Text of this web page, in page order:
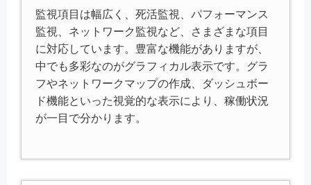
監視項目は幅広く、死活監視、パフォーマンス
監視、ネットワーク監視など、さまざまな項目
に対応しています。豊富な機能がありますが、
中でも多彩なのがグラフィカル表示です。グラ
フやネットワークマップの作成、ダッシュボー
ド機能といった視覚的な表示により、稼働状況
が一目で分かります。